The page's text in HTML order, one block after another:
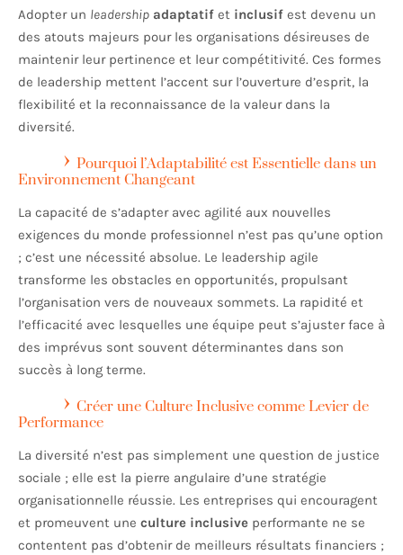
Adopter un leadership adaptatif et inclusif est devenu un
des atouts majeurs pour les organisations désireuses de
maintenir leur pertinence et leur compétitivité. Ces formes
de leadership mettent l’accent sur l’ouverture d’esprit, la
flexibilité et la reconnaissance de la valeur dans la
diversité.
Pourquoi l’Adaptabilité est Essentielle dans un
Environnement Changeant
La capacité de s’adapter avec agilité aux nouvelles
exigences du monde professionnel n’est pas qu’une option
; c’est une nécessité absolue. Le leadership agile
transforme les obstacles en opportunités, propulsant
l’organisation vers de nouveaux sommets. La rapidité et
l’efficacité avec lesquelles une équipe peut s’ajuster face à
des imprévus sont souvent déterminantes dans son
succès à long terme.
Créer une Culture Inclusive comme Levier de
Performance
La diversité n’est pas simplement une question de justice
sociale ; elle est la pierre angulaire d’une stratégie
organisationnelle réussie. Les entreprises qui encouragent
et promeuvent une culture inclusive performante ne se
contentent pas d’obtenir de meilleurs résultats financiers ;